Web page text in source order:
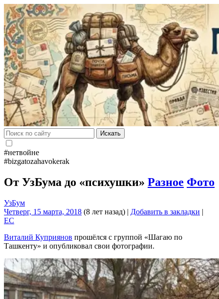
Искать
#нетвойне
#bizgatozahavokerak
От УзБума до «психушки» Разное Фото
УзБум
Четверг, 15 марта, 2018 (8 лет назад) | Добавить в закладки |
EC
Виталий Куприянов прошёлся с группой «Шагаю по
Ташкенту» и опубликовал свои фотографии.